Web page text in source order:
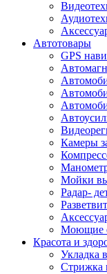
Автотовары
GPS
Камеры
Мойки
Радар-
Моющие
Красота и
Укладка
Стрижка